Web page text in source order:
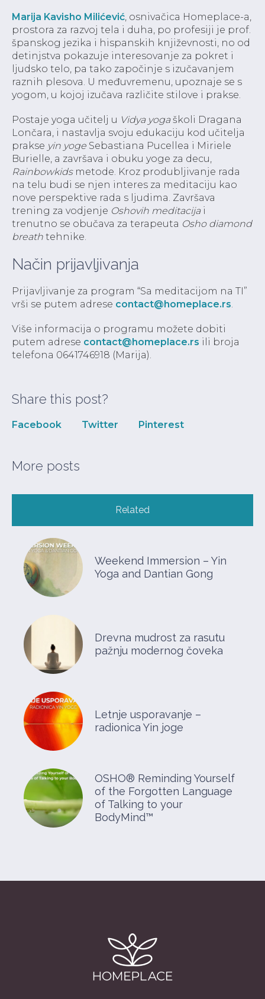
Marija Kavisho Milićević, osnivačica Homeplace-a,
prostora za razvoj tela i duha, po profesiji je prof.
španskog jezika i hispanskih književnosti, no od
detinjstva pokazuje interesovanje za pokret i
ljudsko telo, pa tako započinje s izučavanjem
raznih plesova. U međuvremenu, upoznaje se s
yogom, u kojoj izučava različite stilove i prakse.
Postaje yoga učitelj u Vidya yogaškoli Dragana
Lončara, i nastavlja svoju edukaciju kod učitelja
prakse yin yoge Sebastiana Pucellea i Miriele
Burielle, a završava i obuku yoge za decu,
Rainbowkidsmetode. Kroz produbljivanje rada
na telu budi se njen interes za meditaciju kao
nove perspektive rada s ljudima. Završava
trening za vodjenje Oshovih meditacijai
trenutno se obučava za terapeuta Osho diamond
breath tehnike.
Način prijavljivanja
Prijavljivanje za program “Sa meditacijom na TI”
vrši se putem adrese contact@homeplace.rs.
Više informacija o programu možete dobiti
putem adrese contact@homeplace.rs ili broja
telefona 0641746918 (Marija).
Share this post?
Facebook Twitter Pinterest
More posts
Related
Weekend Immersion – Yin
Yoga and Dantian Gong
Drevna mudrost za rasutu
pažnju modernog čoveka
Letnje usporavanje –
radionica Yin joge
OSHO® Reminding Yourself
of the Forgotten Language
of Talking to your
BodyMind™